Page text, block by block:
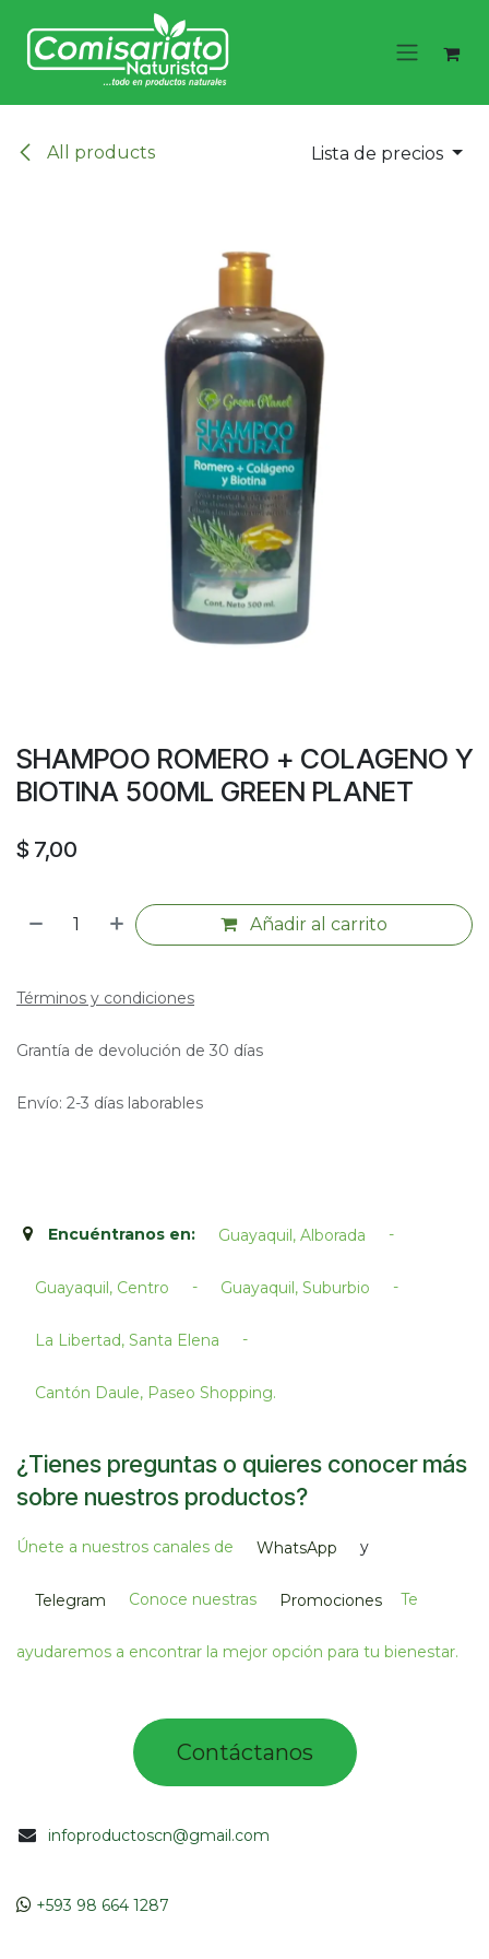
All products Lista de precios
SHAMPOO ROMERO + COLAGENO Y
BIOTINA 500ML GREEN PLANET
$ 7,00
Añadir al carrito
Términos y condiciones
Grantía de devolución de 30 días
Envío: 2-3 días laborables
Encuéntranos en: Guayaquil, Alborada -
Guayaquil, Centro - Guayaquil, Suburbio -
La Libertad, Santa Elena -
Cantón Daule, Paseo Shopping.​
¿Tienes preguntas o quieres conocer más
sobre nuestros productos?
Únete a nuestros canales de WhatsApp y
Telegram Conoce nuestras Promociones Te
ayudaremos a encontrar la mejor opción para tu bienestar.
infoproductoscn@gmail.com
+593 98 664 1287
Contác​tano​​​s​​​​​